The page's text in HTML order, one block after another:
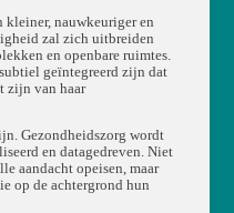
kleiner, nauwkeuriger en
zal zich uitbreiden
en openbare ruimtes.
geïntegreerd zijn dat
zijn van haar
Gezondheidszorg wordt
en datagedreven. Niet
aandacht opeisen, maar
op de achtergrond hun